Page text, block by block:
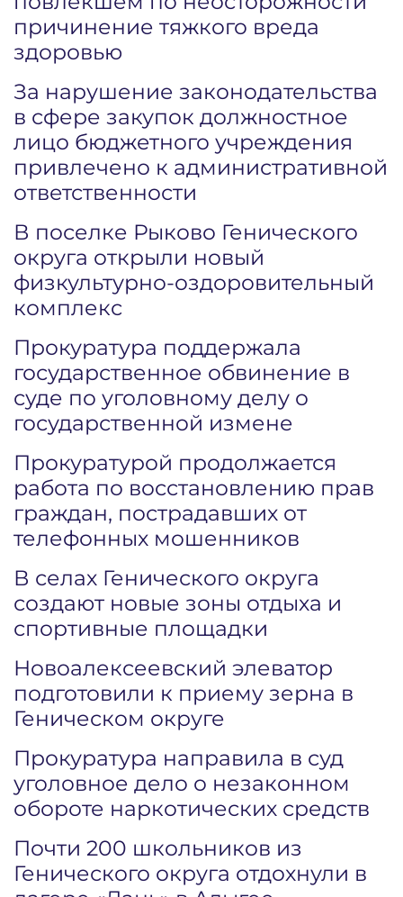
причинение тяжкого вреда
здоровью
За нарушение законодательства
в сфере закупок должностное
лицо бюджетного учреждения
привлечено к административной
ответственности
В поселке Рыково Генического
округа открыли новый
физкультурно-оздоровительный
комплекс
Прокуратура поддержала
государственное обвинение в
суде по уголовному делу о
государственной измене
Прокуратурой продолжается
работа по восстановлению прав
граждан, пострадавших от
телефонных мошенников
В селах Генического округа
создают новые зоны отдыха и
спортивные площадки
Новоалексеевский элеватор
подготовили к приему зерна в
Геническом округе
Прокуратура направила в суд
уголовное дело о незаконном
обороте наркотических средств
Почти 200 школьников из
Генического округа отдохнули в